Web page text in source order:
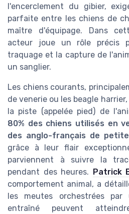
l'encerclement du gibier,
parfaite entre les chiens de
maître d'équipage. Dans
acteur joue un rôle précis
traquage et la capture de
un sanglier.
Les chiens courants,
de venerie ou les beagle
la piste (appelée pied) de
80% des chiens utilisés en
des anglo-français de
grâce à leur flair
parviennent à suivre la
pendant des heures. Patrick
comportement animal, a
les meutes orchestrées par
entraîné peuvent